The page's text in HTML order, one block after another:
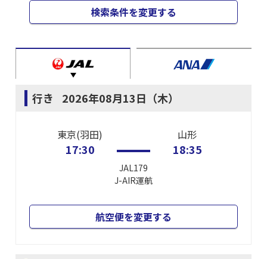
検索条件を変更する
行き 2026年08月13日（木）
東京(羽田)
17:30
JAL179
J-AIR運航
山形
18:35
航空便を変更する